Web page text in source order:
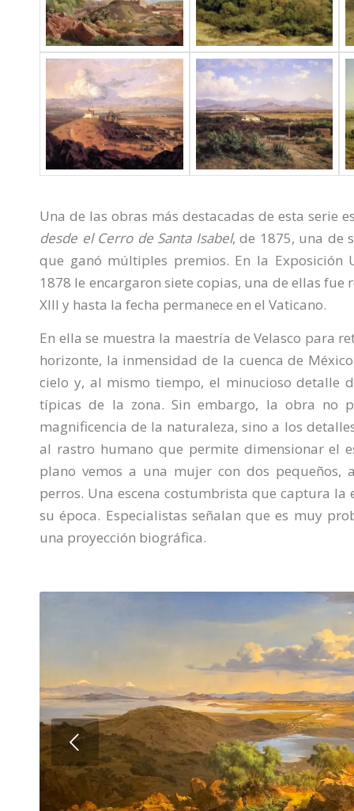
Una de las obras más destacadas de esta serie
desde el Cerro de Santa Isabel, de 1875, una de
que ganó múltiples premios. En la Exposición
1878 le encargaron siete copias, una de ellas fue
XIII y hasta la fecha permanece en el Vaticano.
En ella se muestra la maestría de Velasco para
horizonte, la inmensidad de la cuenca de
cielo y, al mismo tiempo, el minucioso detalle
típicas de la zona. Sin embargo, la obra no
magnificencia de la naturaleza, sino a los
al rastro humano que permite dimensionar el
plano vemos a una mujer con dos pequeños,
perros. Una escena costumbrista que captura la
su época. Especialistas señalan que es muy
una proyección biográfica.
Next